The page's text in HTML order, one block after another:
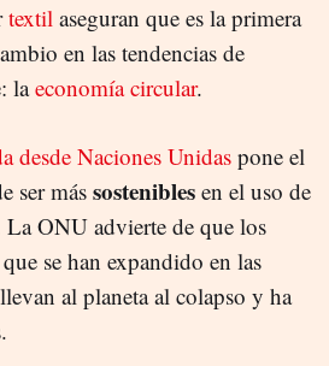
textil aseguran que es la primera
en las tendencias de
laeconomía circular.
desde Naciones Unidas pone el
ser más sostenibles en el uso de
La ONU advierte de que los
se han expandido en las
al planeta al colapso y ha